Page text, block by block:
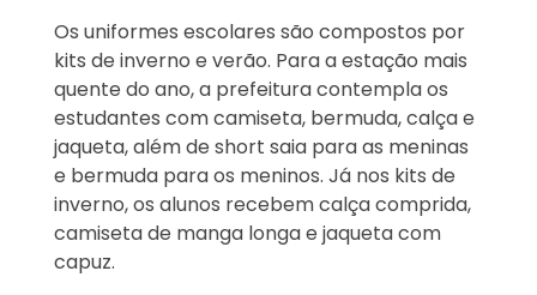
Os uniformes escolares são compostos por
kits de inverno e verão. Para a estação mais
quente do ano, a prefeitura contempla os
estudantes com camiseta, bermuda, calça e
jaqueta, além de short saia para as meninas
e bermuda para os meninos. Já nos kits de
inverno, os alunos recebem calça comprida,
camiseta de manga longa e jaqueta com
capuz.